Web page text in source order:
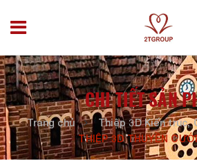
CHI TIẾT SẢN
Trang chủ Thiệp 3D Kiến trúc,
THIỆP 3D THUYỀN